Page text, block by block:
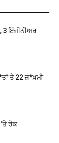
3 ਇੰਜੀਨੀਅਰ
ਤੇ 22 ਜ਼*ਖ਼ਮੀ
ਰੋਕ